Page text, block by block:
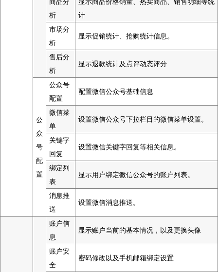
析
计
市场分
析
显示促销统计、抢购统计信息。
售后分
析
显示退款统计及点评动态评分
公
众
号
配
置
公众号
配置
配置微信公众号基础信息
微信菜
单
设置微信公众号下拉栏目的微信菜单设置。
关键字
回复
设置微信关键字回复等相关信息。
绑定列
表
显示用户绑定微信公众号的账户列表。
消息推
送
设置微信消息推送。
账户信
息
显示账户当前的基本情况，以及更换头像
账户安
全
密码修改以及手机邮箱绑定设置